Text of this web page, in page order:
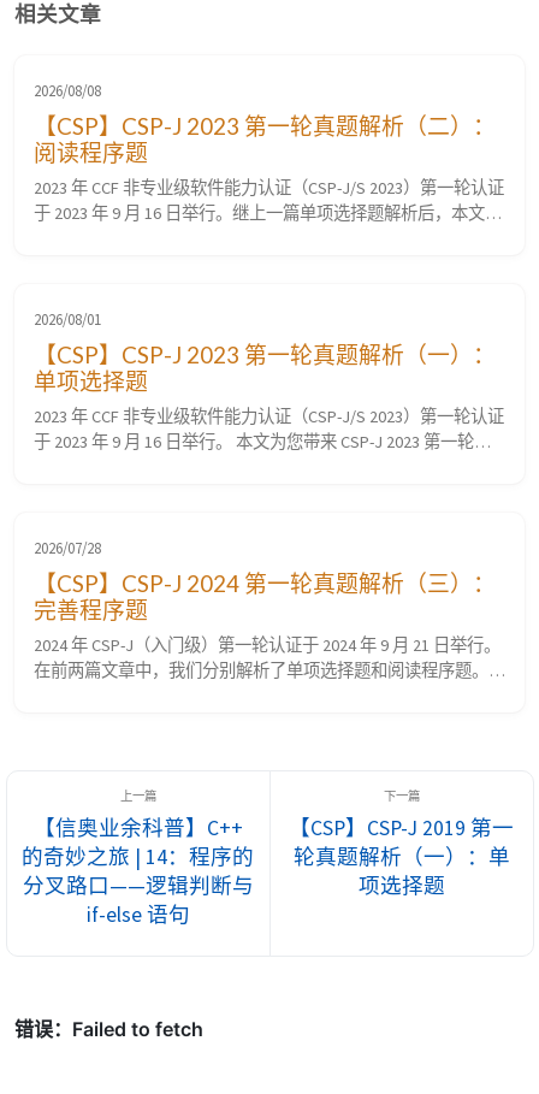
相关文章
2026/08/08
【CSP】CSP-J 2023 第一轮真题解析（二）：
阅读程序题
2023 年 CCF 非专业级软件能力认证（CSP-J/S 2023）第一轮认证
于 2023 年 9 月 16 日举行。继上一篇单项选择题解析后，本文为
符串匹配与移位、试除法分解约数及数论性质 等知识点的...
2026/08/01
【CSP】CSP-J 2023 第一轮真题解析（一）：
单项选择题
2023 年 CCF 非专业级软件能力认证（CSP-J/S 2023）第一轮认证
于 2023 年 9 月 16 日举行。 本文为您带来 CSP-J 2023 第一轮真
核心知识点。 📌 一、单项...
2026/07/28
【CSP】CSP-J 2024 第一轮真题解析（三）：
完善程序题
2024 年 CSP-J（入门级）第一轮认证于 2024 年 9 月 21 日举行。
在前两篇文章中，我们分别解析了单项选择题和阅读程序题。
【信奥业余科普】C++
的奇妙之旅 | 14：程序的
分叉路口——逻辑判断与
if-else 语句
【CSP】CSP-J 2019 第一
轮真题解析（一）：单
项选择题